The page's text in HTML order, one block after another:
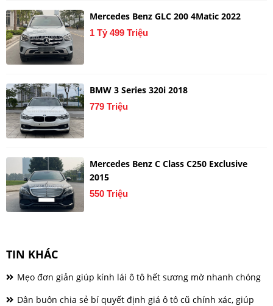
Mercedes Benz GLC 200 4Matic 2022
1 Tỷ 499 Triệu
BMW 3 Series 320i 2018
779 Triệu
Mercedes Benz C Class C250 Exclusive
2015
550 Triệu
TIN KHÁC
Mẹo đơn giản giúp kính lái ô tô hết sương mờ nhanh chóng
Dân buôn chia sẻ bí quyết định giá ô tô cũ chính xác, giúp